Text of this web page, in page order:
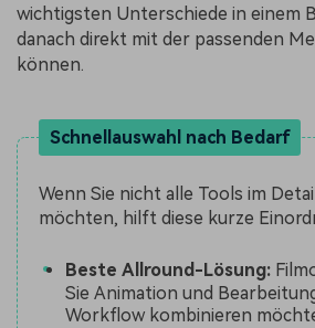
wichtigsten Unterschiede in einem
danach direkt mit der passenden
können.
Schnellauswahl nach Bedarf
Wenn Sie nicht alle Tools im
möchten, hilft diese kurze
Beste Allround-Lösung:
Sie Animation und
Workflow kombinieren